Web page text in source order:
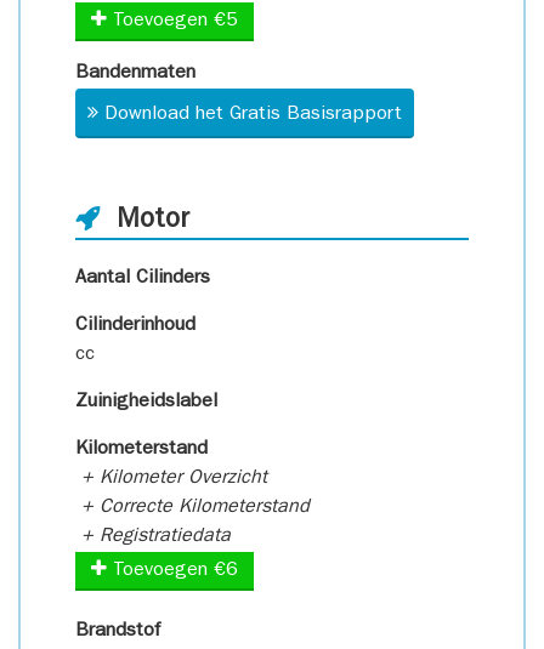
Toevoegen €5
Bandenmaten
Download het Gratis Basisrapport
Motor
Aantal Cilinders
Cilinderinhoud
cc
Zuinigheidslabel
Kilometerstand
+ Kilometer Overzicht
+ Correcte Kilometerstand
+ Registratiedata
Toevoegen €6
Brandstof